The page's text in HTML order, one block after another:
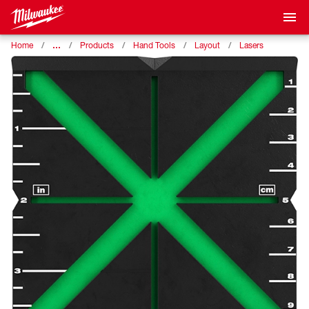
Home … Products Hand Tools Layout Lasers